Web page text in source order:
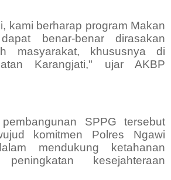
kami berharap program Makan
benar-benar dirasakan
masyarakat, khususnya di
Karangjati," ujar AKBP
SPPG tersebut
komitmen Polres Ngawi
mendukung ketahanan
kesejahteraan